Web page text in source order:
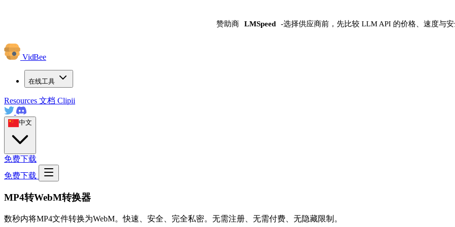
赞助商 LMSpeed -选择供应商前，先比较 LLM API 的价格、速度与
VidBee
在线工具
Resources 文档 Clipii
中文
免费下载
免费下载
MP4转WebM转换器
数秒内将MP4文件转换为WebM。快速、安全、完全私密。无需注册、无需付费、无隐藏限制。